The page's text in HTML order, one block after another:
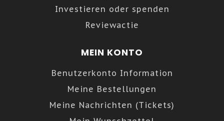
Investieren oder spenden
Reviewactie
MEIN KONTO
Benutzerkonto Information
Meine Bestellungen
Meine Nachrichten (Tickets)